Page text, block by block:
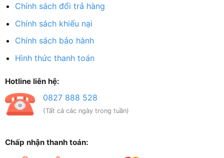
Chính sách đổi trả hàng
Chính sách khiếu nại
Chính sách bảo hành
Hình thức thanh toán
Hotline liên hệ:
0827 888 528
(Tất cả các ngày trong tuần)
Chấp nhận thanh toán: